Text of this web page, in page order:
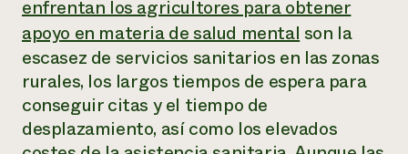
LEER EL INFORME
Programa de descuentos de NorthWestern Energy
Servicios energéticos comerciales
Servicios energéticos residenciales
LIHEAP
Vídeos
Oportunidades de financiación
Noticias
Consultas de los medios de comunicación
Todos
contribuyen a la
resiliencia de la
comunidad.
enfrentan los agricultores para obtener
apoyo en materia de salud mentalson la
escasez de servicios sanitarios en las zonas
rurales, los largos tiempos de espera para
conseguir citas y el tiempo de
desplazamiento, así como los elevados